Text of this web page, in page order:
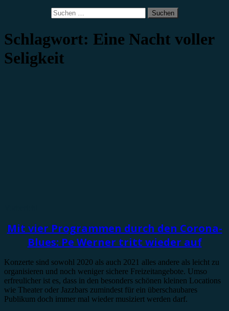
Suchen
nach:
Schlagwort: Eine Nacht voller
Seligkeit
Mit vier Programmen durch den Corona-
Blues: Pe Werner tritt wieder auf
Konzerte sind sowohl 2020 als auch 2021 alles andere als leicht zu
organisieren und noch weniger sichere Freizeitangebote. Umso
erfreulicher ist es, dass in den besonders schönen kleinen Locations
wie Theater oder Jazzbars zumindest für ein überschaubares
Publikum doch immer mal wieder musiziert werden darf.